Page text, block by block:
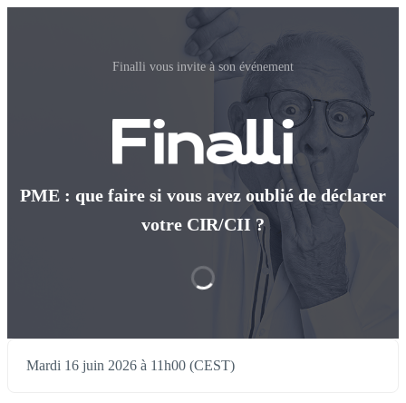
Finalli vous invite à son événement
PME : que faire si vous avez oublié de déclarer
votre CIR/CII ?
Mardi 16 juin 2026 à 11h00 (CEST)